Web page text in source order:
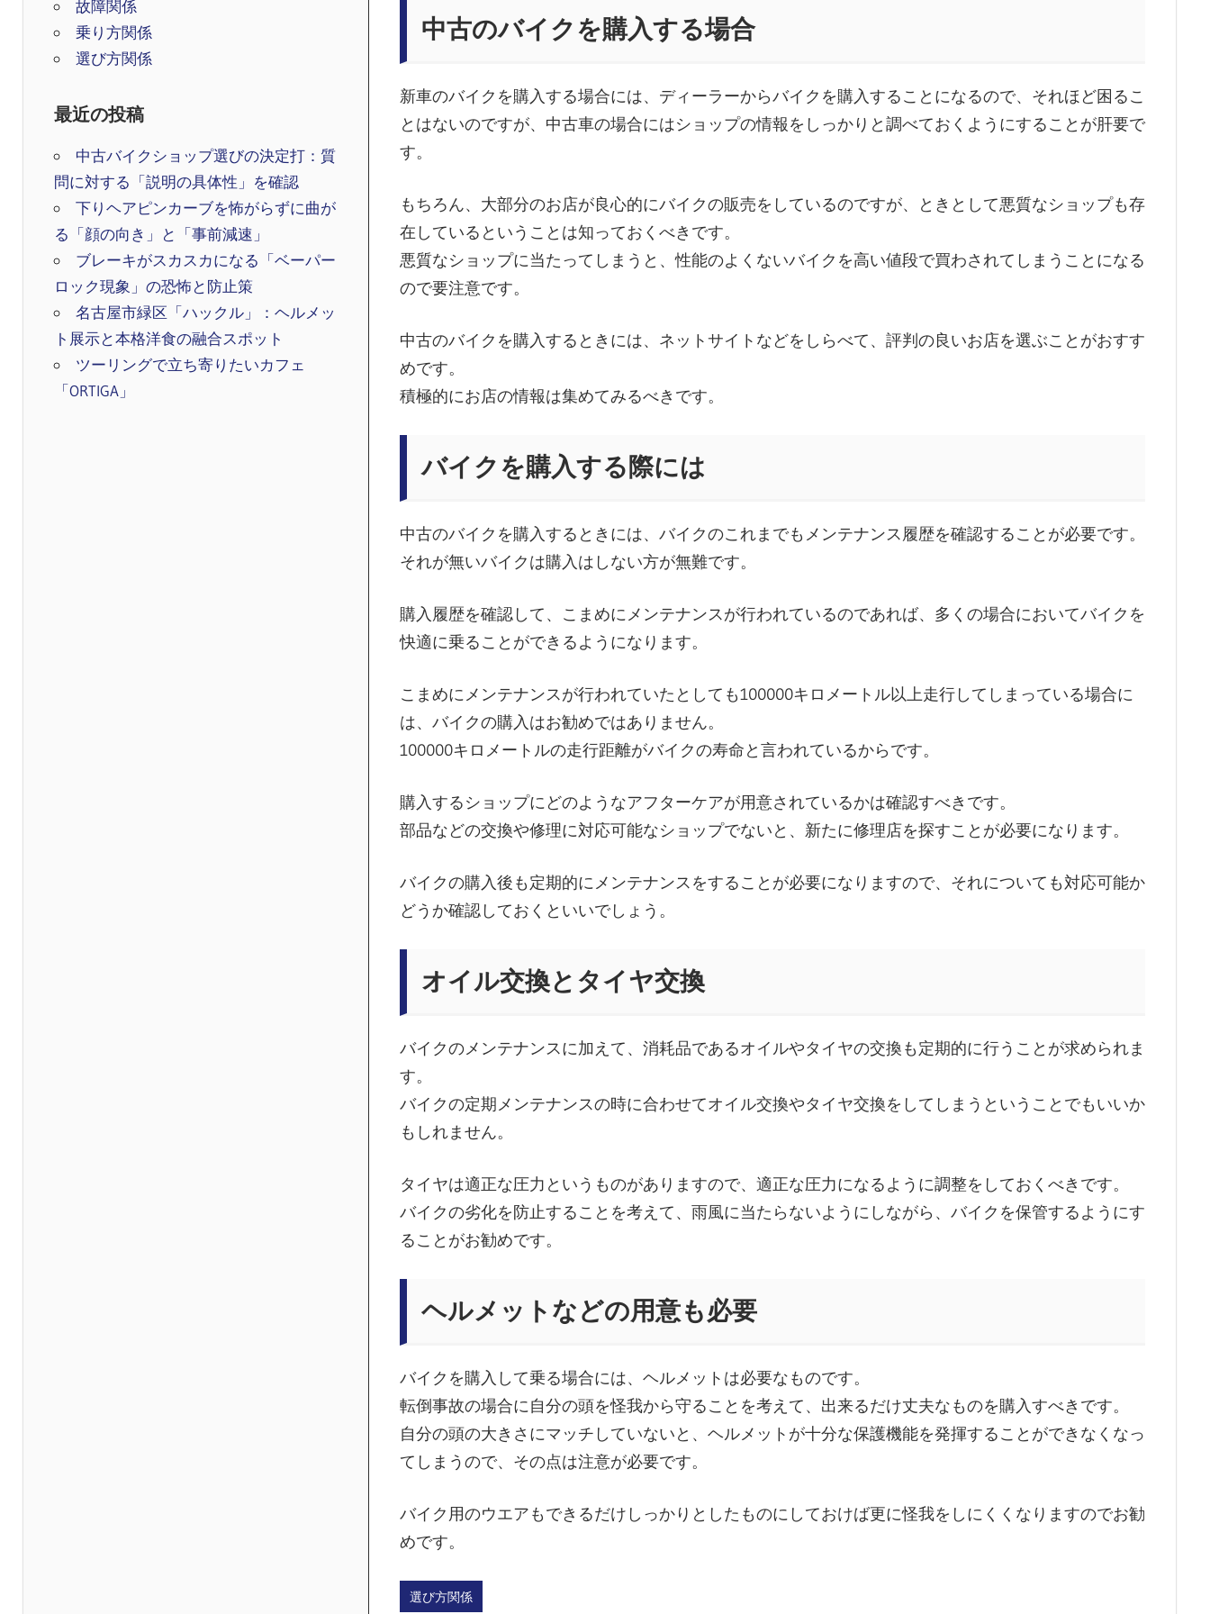
～
バ
ク
の
お
悩
み
診
療
所
FAQ
中古のバイクを購入する場合
新車のバイクを購入する場合には、ディーラーからバイクを購入することになるので、それほど困るこ
とはないのですが、中古車の場合にはショップの情報をしっかりと調べておくようにすることが肝要で
す。
もちろん、大部分のお店が良心的にバイクの販売をしているのですが、ときとして悪質なショップも存
在しているということは知っておくべきです。
悪質なショップに当たってしまうと、性能のよくないバイクを高い値段で買わされてしまうことになる
ので要注意です。
中古のバイクを購入するときには、ネットサイトなどをしらべて、評判の良いお店を選ぶことがおすす
めです。
積極的にお店の情報は集めてみるべきです。
バイクを購入する際には
中古のバイクを購入するときには、バイクのこれまでもメンテナンス履歴を確認することが必要です。
それが無いバイクは購入はしない方が無難です。
購入履歴を確認して、こまめにメンテナンスが行われているのであれば、多くの場合においてバイクを
快適に乗ることができるようになります。
こまめにメンテナンスが行われていたとしても100000キロメートル以上走行してしまっている場合に
は、バイクの購入はお勧めではありません。
100000キロメートルの走行距離がバイクの寿命と言われているからです。
購入するショップにどのようなアフターケアが用意されているかは確認すべきです。
部品などの交換や修理に対応可能なショップでないと、新たに修理店を探すことが必要になります。
バイクの購入後も定期的にメンテナンスをすることが必要になりますので、それについても対応可能か
どうか確認しておくといいでしょう。
オイル交換とタイヤ交換
バイクのメンテナンスに加えて、消耗品であるオイルやタイヤの交換も定期的に行うことが求められま
す。
バイクの定期メンテナンスの時に合わせてオイル交換やタイヤ交換をしてしまうということでもいいか
もしれません。
タイヤは適正な圧力というものがありますので、適正な圧力になるように調整をしておくべきです。
バイクの劣化を防止することを考えて、雨風に当たらないようにしながら、バイクを保管するようにす
ることがお勧めです。
ヘルメットなどの用意も必要
バイクを購入して乗る場合には、ヘルメットは必要なものです。
転倒事故の場合に自分の頭を怪我から守ることを考えて、出来るだけ丈夫なものを購入すべきです。
自分の頭の大きさにマッチしていないと、ヘルメットが十分な保護機能を発揮することができなくなっ
てしまうので、その点は注意が必要です。
バイク用のウエアもできるだけしっかりとしたものにしておけば更に怪我をしにくくなりますのでお勧
めです。
選び方関係
故障関係
乗り方関係
選び方関係
最近の投稿
中古バイクショップ選びの決定打：質
問に対する「説明の具体性」を確認
下りヘアピンカーブを怖がらずに曲が
る「顔の向き」と「事前減速」
ブレーキがスカスカになる「ベーパー
ロック現象」の恐怖と防止策
名古屋市緑区「ハックル」：ヘルメッ
ト展示と本格洋食の融合スポット
ツーリングで立ち寄りたいカフェ
「ORTIGA」